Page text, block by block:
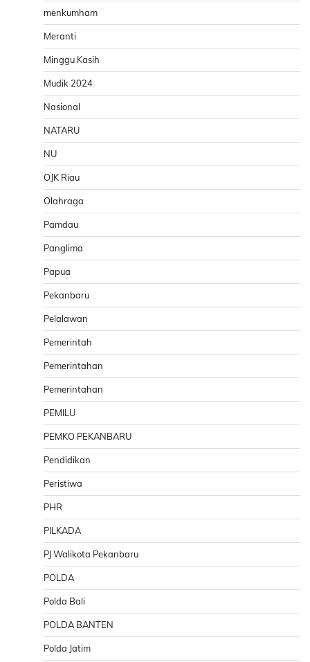
menkumham
Meranti
Minggu Kasih
Mudik 2024
Nasional
NATARU
NU
OJK Riau
Olahraga
Pamdau
Panglima
Papua
Pekanbaru
Pelalawan
Pemerintah
Pemerintahan
Pemerintahan
PEMILU
PEMKO PEKANBARU
Pendidikan
Peristiwa
PHR
PILKADA
PJ Walikota Pekanbaru
POLDA
Polda Bali
POLDA BANTEN
Polda Jatim